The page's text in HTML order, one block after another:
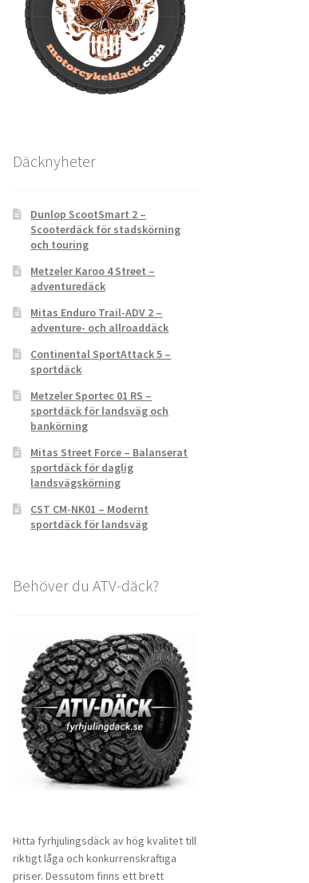
Däcknyheter
Dunlop ScootSmart 2 –
Scooterdäck för stadskörning
och touring
Metzeler Karoo 4 Street –
adventuredäck
Mitas Enduro Trail-ADV 2 –
adventure- och allroaddäck
Continental SportAttack 5 –
sportdäck
Metzeler Sportec 01 RS –
sportdäck för landsväg och
bankörning
Mitas Street Force – Balanserat
sportdäck för daglig
landsvägskörning
CST CM-NK01 – Modernt
sportdäck för landsväg
Behöver du ATV-däck?
Hitta fyrhjulingsdäck av hög kvalitet till
riktigt låga och konkurrenskraftiga
priser. Dessutom finns ett brett